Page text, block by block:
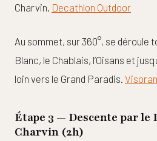
Charvin. Decathlon Outdoor
Au sommet, sur 360°, se déroule
Blanc, le Chablais, l’Oisans et
loin vers le Grand Paradis.
Étape 3 — Descente par le
Charvin (2h)